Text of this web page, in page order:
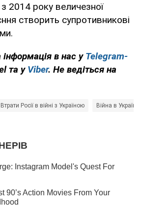
2014 року величезної
створить супротивникові
в нас у Telegram-
та у Viber. Не ведіться на
Втрати Росії в війні з Україною Війна в Україні